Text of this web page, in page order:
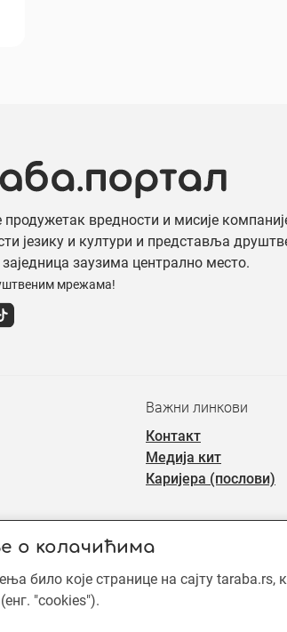
о колачићима
било које странице на сајту taraba.rs,
"cookies").
продужетак вредности и мисије
језику и култури и представља
заједница заузима централно место.
мрежама!
Важни линкови
Контакт
Медија кит
Каријера (послови)
доо. Сва права задржана. Садржај је
је забрањена.